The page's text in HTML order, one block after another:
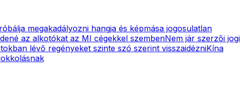
megakadályozni hangja és képmása jogosulatlan
az alkotókat az MI cégekkel szembenNem jár szerzői jogi
lévő regényeket szinte szó szerint visszaidézniKína